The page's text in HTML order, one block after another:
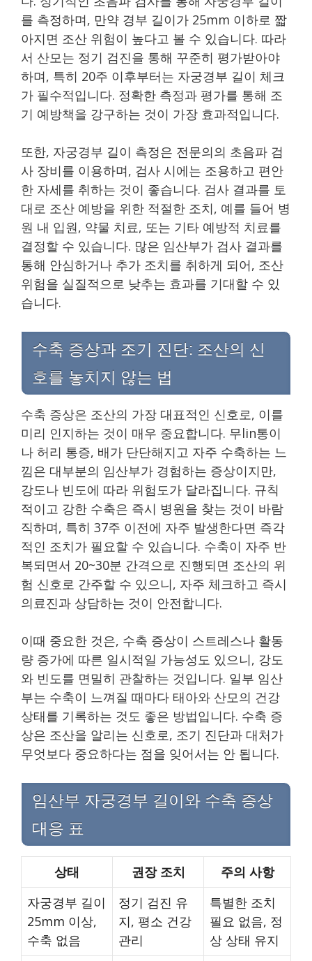
를 측정하며, 만약 경부 길이가 25mm 이하로 짧
아지면 조산 위험이 높다고 볼 수 있습니다. 따라
서 산모는 정기 검진을 통해 꾸준히 평가받아야
하며, 특히 20주 이후부터는 자궁경부 길이 체크
가 필수적입니다. 정확한 측정과 평가를 통해 조
기 예방책을 강구하는 것이 가장 효과적입니다.
또한, 자궁경부 길이 측정은 전문의의 초음파 검
사 장비를 이용하며, 검사 시에는 조용하고 편안
한 자세를 취하는 것이 좋습니다. 검사 결과를 토
대로 조산 예방을 위한 적절한 조치, 예를 들어 병
원 내 입원, 약물 치료, 또는 기타 예방적 치료를
결정할 수 있습니다. 많은 임산부가 검사 결과를
통해 안심하거나 추가 조치를 취하게 되어, 조산
위험을 실질적으로 낮추는 효과를 기대할 수 있
습니다.
수축 증상과 조기 진단: 조산의 신
호를 놓치지 않는 법
수축 증상은 조산의 가장 대표적인 신호로, 이를
미리 인지하는 것이 매우 중요합니다. 무lin통이
나 허리 통증, 배가 단단해지고 자주 수축하는 느
낌은 대부분의 임산부가 경험하는 증상이지만,
강도나 빈도에 따라 위험도가 달라집니다. 규칙
적이고 강한 수축은 즉시 병원을 찾는 것이 바람
직하며, 특히 37주 이전에 자주 발생한다면 즉각
적인 조치가 필요할 수 있습니다. 수축이 자주 반
복되면서 20~30분 간격으로 진행되면 조산의 위
험 신호로 간주할 수 있으니, 자주 체크하고 즉시
의료진과 상담하는 것이 안전합니다.
이때 중요한 것은, 수축 증상이 스트레스나 활동
량 증가에 따른 일시적일 가능성도 있으니, 강도
와 빈도를 면밀히 관찰하는 것입니다. 일부 임산
부는 수축이 느껴질 때마다 태아와 산모의 건강
상태를 기록하는 것도 좋은 방법입니다. 수축 증
상은 조산을 알리는 신호로, 조기 진단과 대처가
무엇보다 중요하다는 점을 잊어서는 안 됩니다.
임산부 자궁경부 길이와 수축 증상
대응 표
상태 권장 조치
주의 사항
자궁경부 길이
25mm 이상,
수축 없음
정기 검진 유
지, 평소 건강
관리
특별한 조치
필요 없음, 정
상 상태 유지